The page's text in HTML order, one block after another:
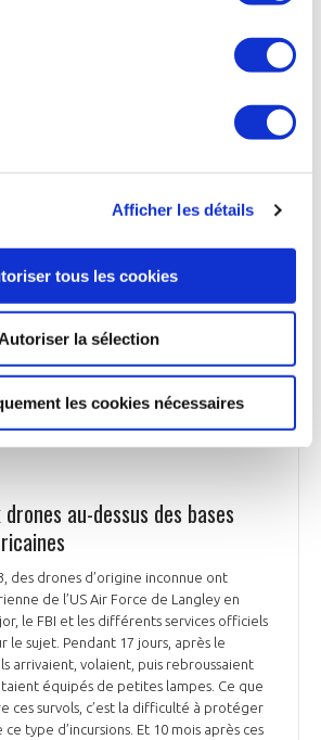
Afficher les détails
tous les cookies
la sélection
les cookies nécessaires
la France et les Emirats
futur standard F5. Les parties les plus
est un partenaire privilégié de la France
achetés fin 2021. En outre, les EAU
cours entre les deux pays et Dassault
au-dessus des bases
des drones d’origine inconnue ont
de l’US Air Force de Langley en
le FBI et les différents services officiels
le sujet. Pendant 17 jours, après le
arrivaient, volaient, puis rebroussaient
équipés de petites lampes. Ce que
ces survols, c’est la difficulté à protéger
ce type d’incursions. Et 10 mois après ces